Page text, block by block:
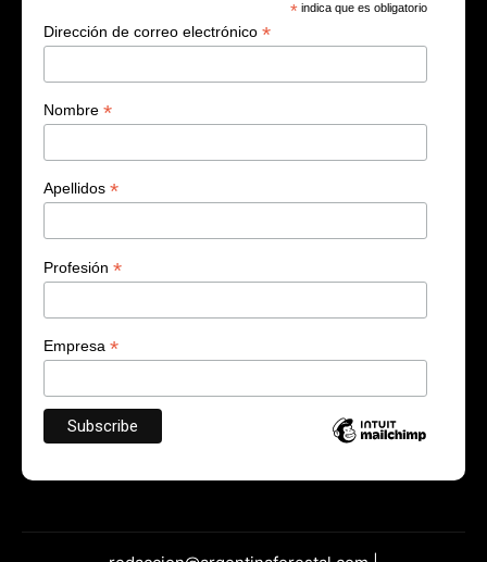
* indica que es obligatorio
Dirección de correo electrónico *
Nombre *
Apellidos *
Profesión *
Empresa *